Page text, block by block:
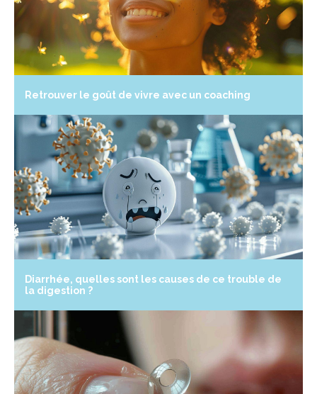
Retrouver le goût de vivre avec un coaching
Diarrhée, quelles sont les causes de ce trouble de
la digestion ?